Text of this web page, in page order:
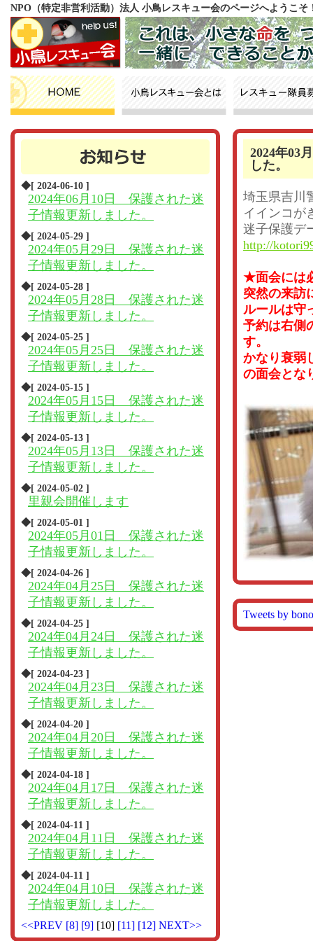
NPO（特定非営利活動）法人 小鳥レスキュー会のページへようこそ
◆[ 2024-06-10 ]
2024年06月10日 保護された迷
子情報更新しました。
◆[ 2024-05-29 ]
2024年05月29日 保護された迷
子情報更新しました。
◆[ 2024-05-28 ]
2024年05月28日 保護された迷
子情報更新しました。
◆[ 2024-05-25 ]
2024年05月25日 保護された迷
子情報更新しました。
◆[ 2024-05-15 ]
2024年05月15日 保護された迷
子情報更新しました。
◆[ 2024-05-13 ]
2024年05月13日 保護された迷
子情報更新しました。
◆[ 2024-05-02 ]
里親会開催します
◆[ 2024-05-01 ]
2024年05月01日 保護された迷
子情報更新しました。
◆[ 2024-04-26 ]
2024年04月25日 保護された迷
子情報更新しました。
◆[ 2024-04-25 ]
2024年04月24日 保護された迷
子情報更新しました。
◆[ 2024-04-23 ]
2024年04月23日 保護された迷
子情報更新しました。
◆[ 2024-04-20 ]
2024年04月20日 保護された迷
子情報更新しました。
◆[ 2024-04-18 ]
2024年04月17日 保護された迷
子情報更新しました。
◆[ 2024-04-11 ]
2024年04月11日 保護された迷
子情報更新しました。
◆[ 2024-04-11 ]
2024年04月10日 保護された迷
子情報更新しました。
<<PREV [8] [9] [10] [11] [12] NEXT>>
2024年03
した。
埼玉県吉川
イインコが
迷子保護デ
http://
★面会には
突然の来訪
ルールは守
予約は右側
す。
かなり衰弱
の面会とな
Tweets by